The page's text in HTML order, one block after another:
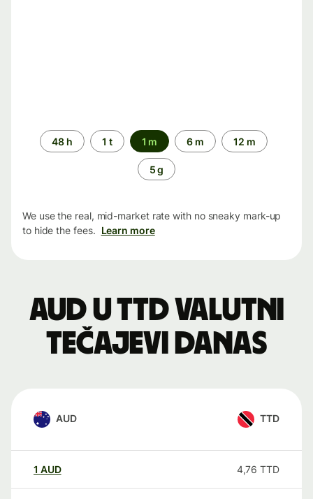
Time
period
48 h 1 t 1 m 6 m 12 m
5 g
We use the real, mid-market rate with no sneaky mark-up
to hide the fees. Learn more
AUD u TTD valutni
tečajevi danas
AUD TTD
1 AUD 4,76 TTD